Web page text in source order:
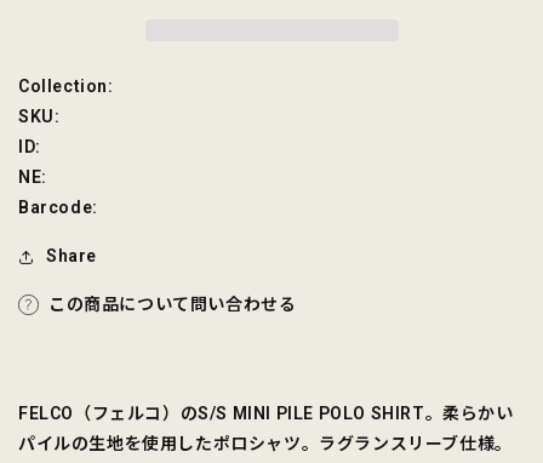
を
減
SKU:
Collection:
SKU:
ID:
NE:
Barcode:
Share
この商品について問い合わせる
FELCO（フェルコ）のS/S MINI PILE POLO SHIRT。柔らかい
パイルの生地を使用したポロシャツ。ラグランスリーブ仕様。